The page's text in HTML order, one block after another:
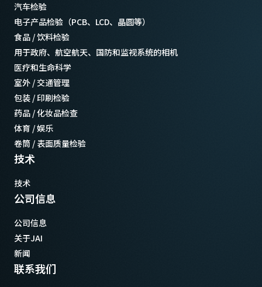
汽车检验
电子产品检验（PCB、LCD、晶圆等）
食品 / 饮料检验
用于政府、航空航天、国防和监视系统的相机
医疗和生命科学
室外 / 交通管理
包装 / 印刷检验
药品 / 化妆品检查
体育 / 娱乐
卷筒 / 表面质量检验
技术
技术
公司信息
公司信息
关于JAI
新闻
联系我们